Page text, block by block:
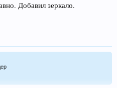
Добавил зеркало.